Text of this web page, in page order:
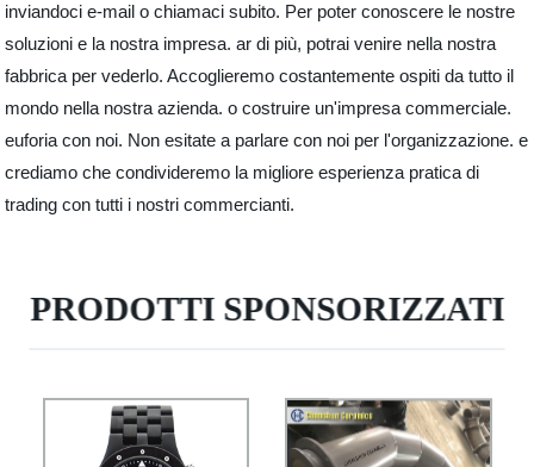
inviandoci e-mail o chiamaci subito. Per poter conoscere le nostre
soluzioni e la nostra impresa. ar di più, potrai venire nella nostra
fabbrica per vederlo. Accoglieremo costantemente ospiti da tutto il
mondo nella nostra azienda. o costruire un'impresa commerciale.
euforia con noi. Non esitate a parlare con noi per l'organizzazione. e
crediamo che condivideremo la migliore esperienza pratica di
trading con tutti i nostri commercianti.
PRODOTTI SPONSORIZZATI